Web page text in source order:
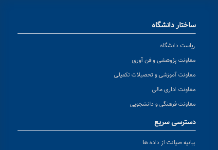
ساختار دانشگاه
ریاست دانشگاه
معاونت پژوهشی و فن آوری
معاونت آموزشی و تحصیلات تکمیلی
معاونت اداری مالی
معاونت فرهنگی و دانشجویی
دسترسی سریع
بیانیه صیانت از داده ها